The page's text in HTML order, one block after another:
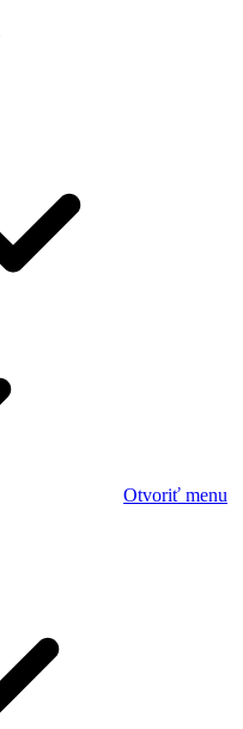
Otvoriť menu